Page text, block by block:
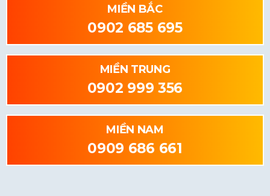
MIỀN BẮC
0902 685 695
MIỀN TRUNG
0902 999 356
MIỀN NAM
0909 686 661